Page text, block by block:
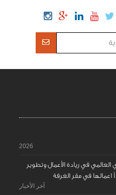
2026
العالمي في ريادة الأعمال وتطوير
في مقر الغرفة
آخر الأخبار